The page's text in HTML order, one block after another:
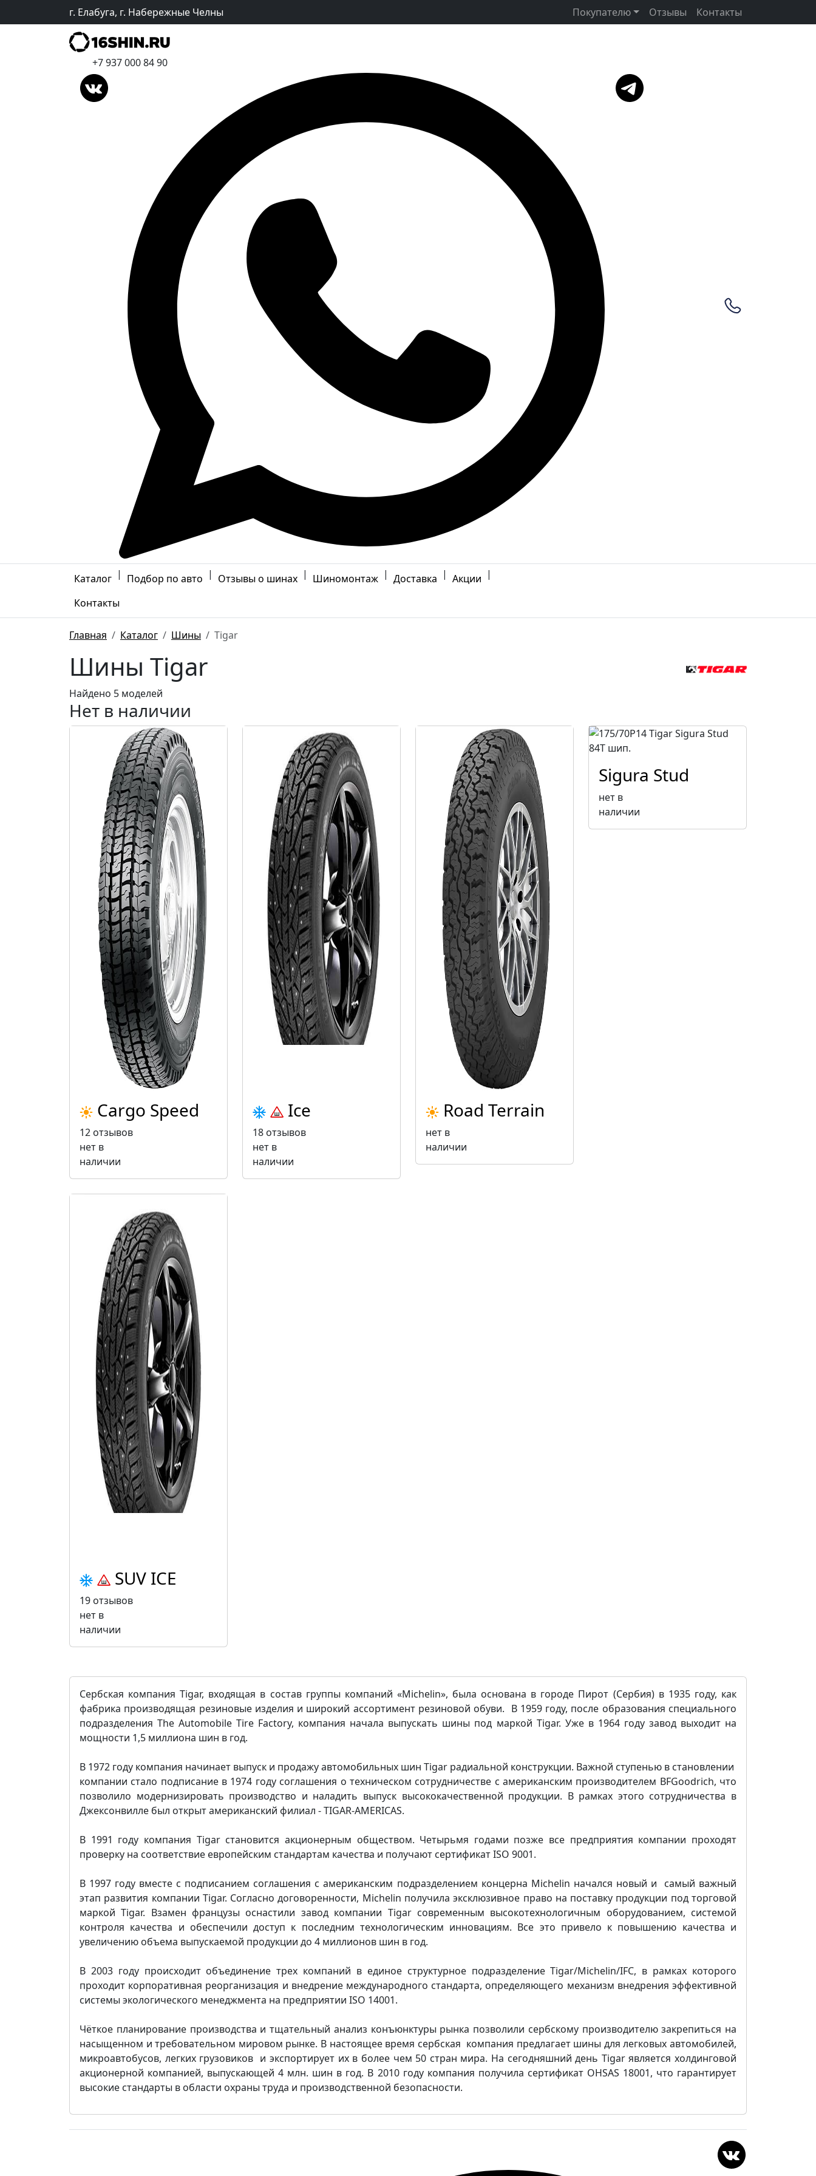
г. Елабуга, г. Набережные Челны Покупателю Отзывы Контакты
+7 937 000 84 90
Каталог | Подбор по авто | Отзывы о шинах | Шиномонтаж | Доставка | Акции |
Контакты
Главная Каталог Шины Tigar
Шины Tigar
Найдено 5 моделей
Нет в наличии
Cargo Speed
12 отзывов
нет в
наличии
Ice
18 отзывов
нет в
наличии
Road Terrain
нет в
наличии
Sigura Stud
нет в
наличии
SUV ICE
19 отзывов
нет в
наличии
Сербская компания Tigar, входящая в состав группы компаний «Michelin», была основана в городе Пирот (Сербия) в 1935 году, как
фабрика производящая резиновые изделия и широкий ассортимент резиновой обуви. В 1959 году, после образования специального
подразделения The Automobile Tire Factory, компания начала выпускать шины под маркой Tigar. Уже в 1964 году завод выходит на
мощности 1,5 миллиона шин в год.
В 1972 году компания начинает выпуск и продажу автомобильных шин Tigar радиальной конструкции. Важной ступенью в становлении
компании стало подписание в 1974 году соглашения о техническом сотрудничестве с американским производителем BFGoodrich, что
позволило модернизировать производство и наладить выпуск высококачественной продукции. В рамках этого сотрудничества в
Джексонвилле был открыт американский филиал - TIGAR-AMERICAS.
В 1991 году компания Tigar становится акционерным обществом. Четырьмя годами позже все предприятия компании проходят
проверку на соответствие европейским стандартам качества и получают сертификат ISO 9001.
В 1997 году вместе с подписанием соглашения c американским подразделением концерна Michelin начался новый и самый важный
этап развития компании Tigar. Согласно договоренности, Michelin получила эксклюзивное право на поставку продукции под торговой
маркой Tigar. Взамен французы оснастили завод компании Tigar современным высокотехнологичным оборудованием, системой
контроля качества и обеспечили доступ к последним технологическим инновациям. Все это привело к повышению качества и
увеличению объема выпускаемой продукции до 4 миллионов шин в год.
В 2003 году происходит объединение трех компаний в единое структурное подразделение Tigar/Michelin/IFC, в рамках которого
проходит корпоративная реорганизация и внедрение международного стандарта, определяющего механизм внедрения эффективной
системы экологического менеджмента на предприятии ISO 14001.
Чёткое планирование производства и тщательный анализ конъюнктуры рынка позволили сербскому производителю закрепиться на
насыщенном и требовательном мировом рынке. В настоящее время сербская компания предлагает шины для легковых автомобилей,
микроавтобусов, легких грузовиков и экспортирует их в более чем 50 стран мира. На сегодняшний день Tigar является холдинговой
акционерной компанией, выпускающей 4 млн. шин в год. В 2010 году компания получила сертификат OHSAS 18001, что гарантирует
высокие стандарты в области охраны труда и производственной безопасности.